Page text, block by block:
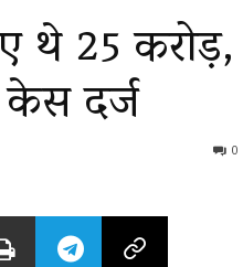
थे 25 करोड़,
दर्ज
0